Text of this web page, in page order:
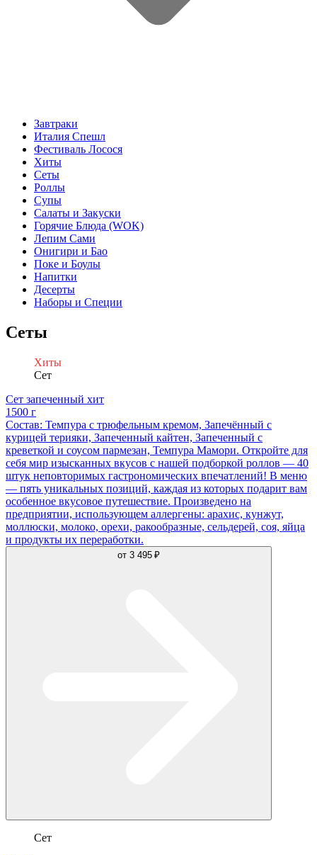
Завтраки
Италия Спешл
Фестиваль Лосося
Хиты
Сеты
Роллы
Супы
Салаты и Закуски
Горячие Блюда (WOK)
Лепим Сами
Онигири и Бао
Поке и Боулы
Напитки
Десерты
Наборы и Специи
Сеты
Хиты
Сет
Сет запеченный хит
1500 г
Состав: Темпура с трюфельным кремом, Запечённый с
курицей терияки, Запеченный кайтен, Запеченный с
креветкой и соусом пармезан, Темпура Мамори. Откройте для
себя мир изысканных вкусов с нашей подборкой роллов — 40
штук неповторимых гастрономических впечатлений! В меню
— пять уникальных позиций, каждая из которых подарит вам
особенное вкусовое путешествие. Произведено на
предприятии, использующем аллергены: арахис, кунжут,
моллюски, молоко, орехи, ракообразные, сельдерей, соя, яйца
и продукты их переработки.
от 3 495 ₽
Сет